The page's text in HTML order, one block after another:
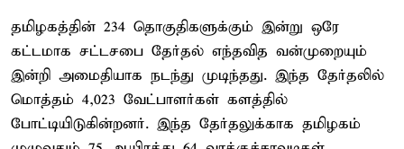
தமிழகத்தின் 234 தொகுதிகளுக்கும் இன்று ஒரே
கட்டமாக சட்டசபை தேர்தல் எந்தவித வன்முறையும்
இன்றி அமைதியாக நடந்து முடிந்தது. இந்த தேர்தலில்
மொத்தம் 4,023 வேட்பாளர்கள் களத்தில்
போட்டியிடுகின்றனர். இந்த தேர்தலுக்காக தமிழகம்